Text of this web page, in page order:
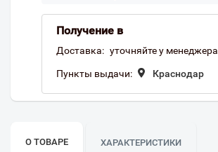
Получение в
Доставка: уточняйте у менеджера
Пункты выдачи: Краснодар
О ТОВАРЕ ХАРАКТЕРИСТИКИ